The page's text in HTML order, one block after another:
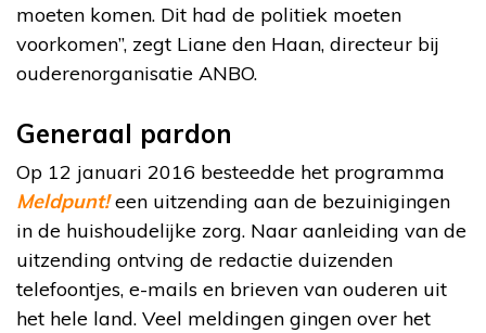
moeten komen. Dit had de politiek moeten
voorkomen”, zegt Liane den Haan, directeur bij
ouderenorganisatie ANBO.
Generaal pardon
Op 12 januari 2016 besteedde het programma
Meldpunt!een uitzending aan de bezuinigingen
in de huishoudelijke zorg. Naar aanleiding van de
uitzending ontving de redactie duizenden
telefoontjes, e-mails en brieven van ouderen uit
het hele land. Veel meldingen gingen over het